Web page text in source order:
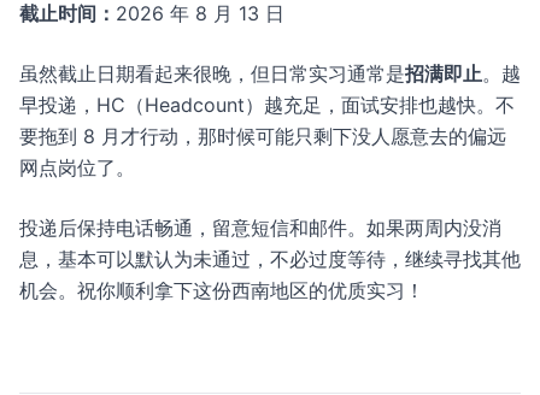
截止时间： 2026 年 8 月 13 日
虽然截止日期看起来很晚，但日常实习通常是招满即止。越
早投递，HC（Headcount）越充足，面试安排也越快。不
要拖到 8 月才行动，那时候可能只剩下没人愿意去的偏远
网点岗位了。
投递后保持电话畅通，留意短信和邮件。如果两周内没消
息，基本可以默认为未通过，不必过度等待，继续寻找其他
机会。祝你顺利拿下这份西南地区的优质实习！